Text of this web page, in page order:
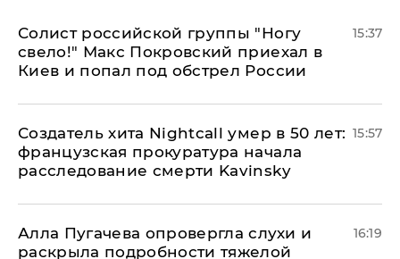
Солист российской группы "Ногу
свело!" Макс Покровский приехал в
Киев и попал под обстрел России
15:37
Создатель хита Nightcall умер в 50 лет:
французская прокуратура начала
расследование смерти Kavinsky
15:57
Алла Пугачева опровергла слухи и
раскрыла подробности тяжелой
16:19